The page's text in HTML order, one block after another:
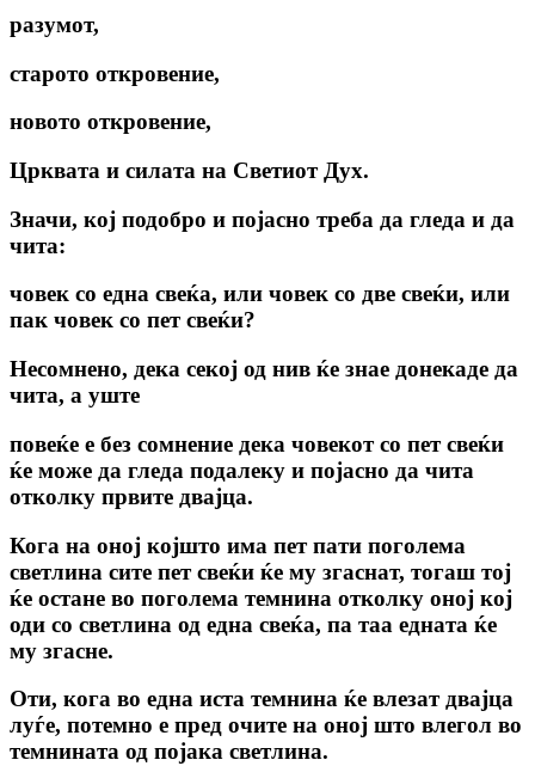
разумот,
старото откровение,
новото откровение,
Црквата и силата на Светиот Дух.
Значи, кој подобро и појасно треба да гледа и да
чита:
човек co една свеќа, или човек co две свеќи, или
пак човек co пет свеќи?
Несомнено, дека секој од нив ќе знае донекаде да
чита, а уште
повеќе е без сомнение дека човекот co пет свеќи
ќе може да гледа подалеку и појасно да чита
отколку првите двајца.
Кога на оној којшто има пет пати поголема
светлина сите пет свеќи ќе му згаснат, тогаш тој
ќе остане во поголема темнина отколку оној кој
оди co светлина од една свеќа, па таа едната ќе
му згасне.
Оти, кога во една иста темнина ќе влезат двајца
луѓе, потемно е пред очите на оној што влегол во
темнината од појака светлина.